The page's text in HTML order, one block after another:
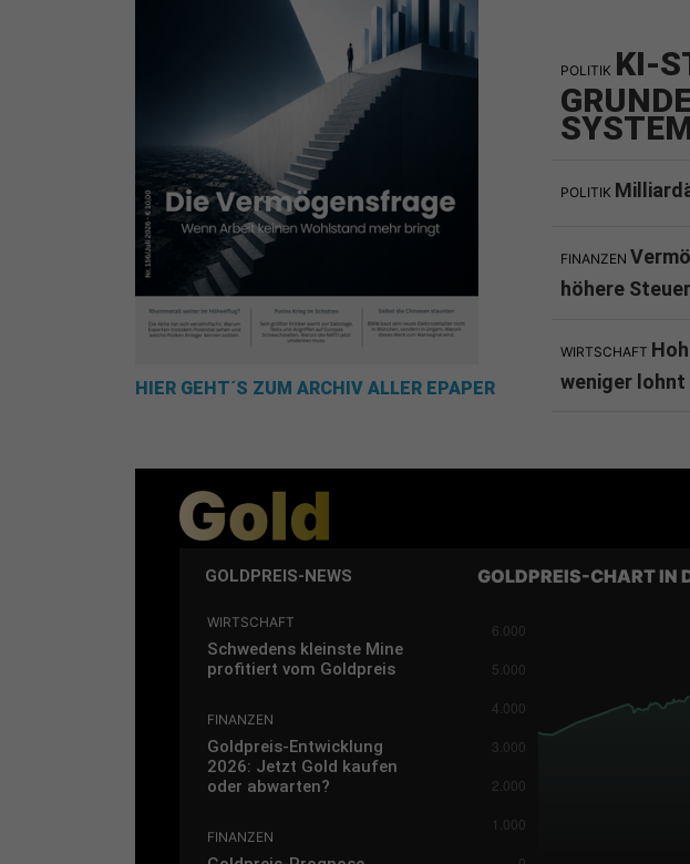
HIER GEHT´S ZUM ARCHIV ALLER EPAPER
POLITIK KI-
POLITIK
FINANZEN
höhere
WIRTSCHAFT
weniger lohnt
GOLDPREIS-NEWS
WIRTSCHAFT
Schwedens kleinste Mine
profitiert vom Goldpreis
FINANZEN
Goldpreis-Entwicklung
2026: Jetzt Gold kaufen
oder abwarten?
FINANZEN
GOLDPREIS-CHART IN